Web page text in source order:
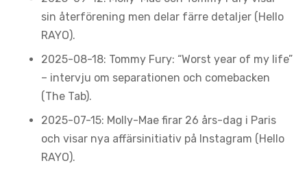
sin återförening men delar färre detaljer (Hello
RAYO).
2025-08-18: Tommy Fury: “Worst year of my life”
– intervju om separationen och comebacken
(The Tab).
2025-07-15: Molly-Mae firar 26 års-dag i Paris
och visar nya affärsinitiativ på Instagram (Hello
RAYO).